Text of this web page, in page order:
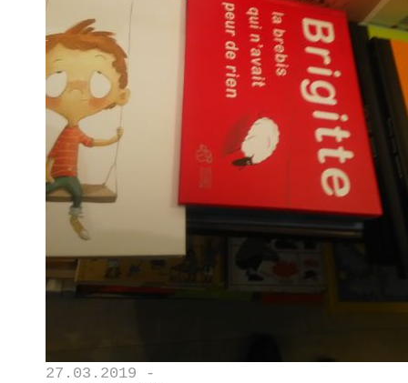
27.03.2019 -